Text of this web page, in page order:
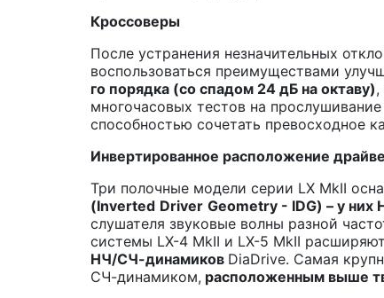
Кроссоверы
После устранения незначительных
воспользоваться преимуществами
го порядка (со спадом 24 дБ на октаву),
многочасовых тестов на
способностью сочетать превосходное
Инвертированное расположение
Три полочные модели серии LX MkII
(Inverted Driver Geometry - IDG) – у
слушателя звуковые волны разной
системы LX-4 MkII и LX-5 MkII
НЧ/СЧ-динамиков DiaDrive. Самая
СЧ-динамиком, расположенным выше